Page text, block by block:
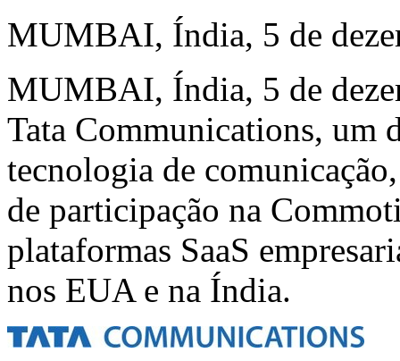
MUMBAI, Índia, 5 de
MUMBAI, Índia, 5 de
Tata Communications, um
tecnologia de
de participação na
plataformas SaaS
nos EUA e na Índia.